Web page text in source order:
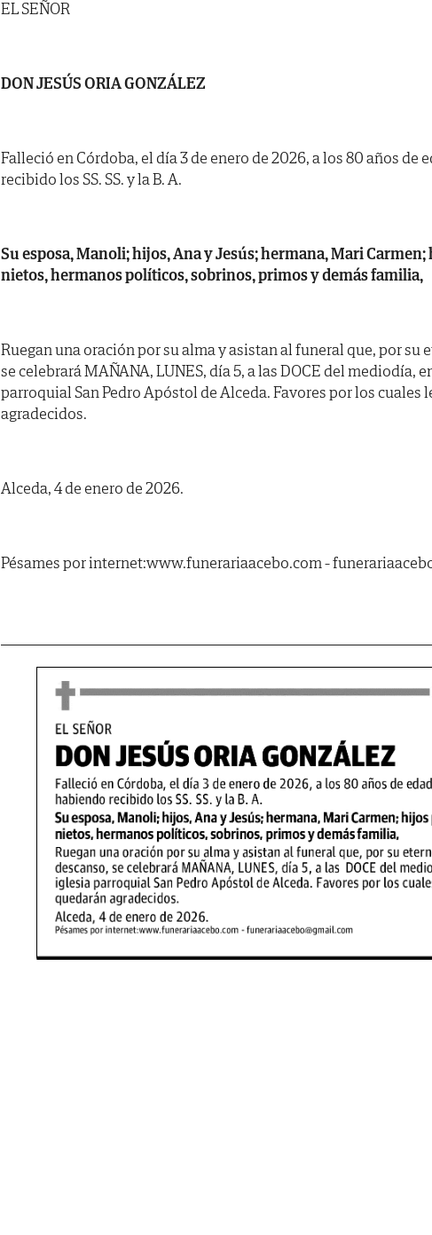
EL SEÑOR
DON JESÚS ORIA GONZÁLEZ
Falleció en Córdoba, el día 3 de enero de 2026, a los 80 años de
recibido los SS. SS. y la B. A.
Su esposa, Manoli; hijos, Ana y Jesús; hermana, Mari
nietos, hermanos políticos, sobrinos, primos y demás familia,
Ruegan una oración por su alma y asistan al funeral que, por su
se celebrará MAÑANA, LUNES, día 5, a las DOCE del mediodía,
parroquial San Pedro Apóstol de Alceda. Favores por los cuales
agradecidos.
Alceda, 4 de enero de 2026.
Pésames por internet:www.funerariaacebo.com -